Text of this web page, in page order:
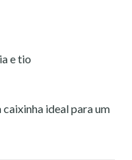
e tio
ideal para um